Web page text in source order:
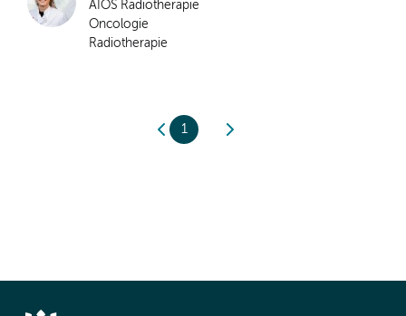
AIOS Radiotherapie
Oncologie
Radiotherapie
1